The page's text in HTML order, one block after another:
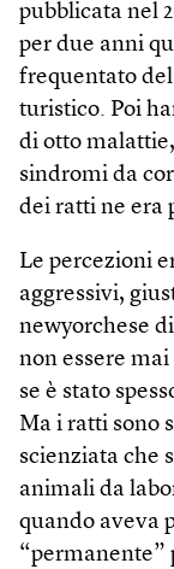
pubblicata nel
per due anni
frequentato
turistico. Poi
di otto
sindromi da
dei ratti ne era
Le percezioni
aggressivi,
newyorchese
non essere
se è stato
Ma i ratti sono
scienziata che
animali da
quando aveva
“permanente”